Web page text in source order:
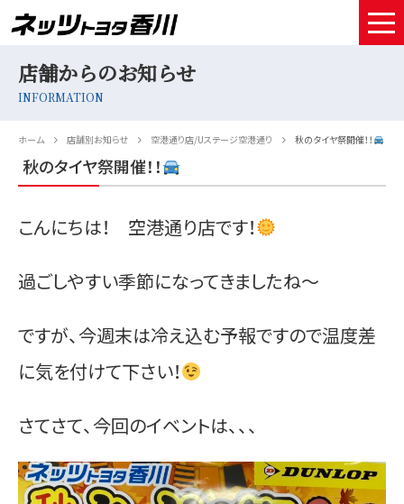
店舗情報
サービスメンテナンス
お得なお支払い
店舗からのお知らせ
INFORMATION
ホーム 店舗別お知らせ 空港通り店/Uステージ空港通り 秋のタイヤ祭開催！！
秋のタイヤ祭開催！！
こんにちは！ 空港通り店です！
過ごしやすい季節になってきましたね～
ですが、今週末は冷え込む予報ですので温度差
に気を付けて下さい！
さてさて、今回のイベントは、、、